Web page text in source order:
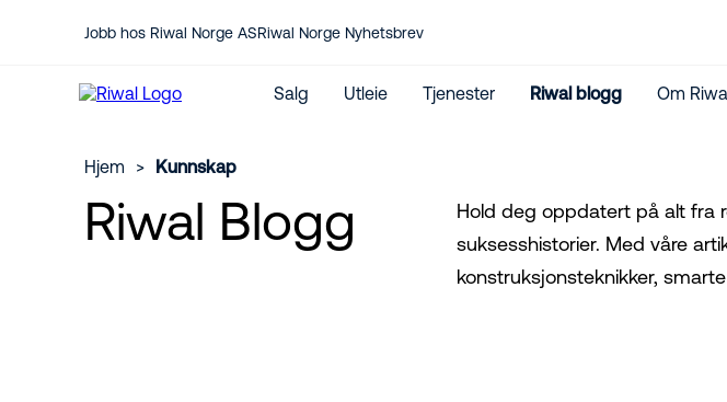
Jobb hos Riwal Norge ASRiwal Norge Nyhetsbrev
Salg Utleie Tjenester
Service
Riwal blogg Om
Kontakt oss her
Hjem > Kunnskap
Riwal Blogg
Hold deg oppdatert på alt fra
suksesshistorier. Med våre
konstruksjonsteknikker,